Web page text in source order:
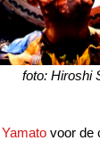
foto: Hiroshi
voor de